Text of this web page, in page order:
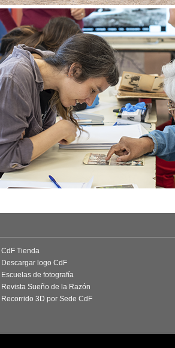
CdF Tienda
Descargar logo CdF
Escuelas de fotografía
Revista Sueño de la Razón
Recorrido 3D por Sede CdF